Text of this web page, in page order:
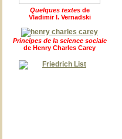
Quelques textes de
Vladimir I. Vernadski
Principes de la science sociale
de Henry Charles Carey